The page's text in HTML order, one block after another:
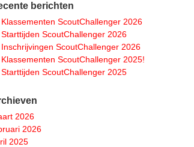
berichten
Klassementen ScoutChallenger 2026
Starttijden ScoutChallenger 2026
Inschrijvingen ScoutChallenger 2026
Klassementen ScoutChallenger 2025!
Starttijden ScoutChallenger 2025
2026
2026
2025